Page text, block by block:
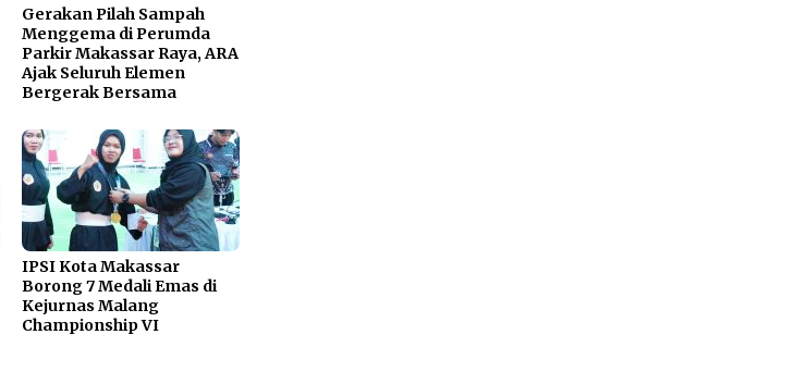
Gerakan Pilah Sampah
Menggema di Perumda
Parkir Makassar Raya, ARA
Ajak Seluruh Elemen
Bergerak Bersama
IPSI Kota Makassar
Borong 7 Medali Emas di
Kejurnas Malang
Championship VI